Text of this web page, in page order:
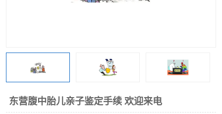
东营腹中胎儿亲子鉴定手续 欢迎来电